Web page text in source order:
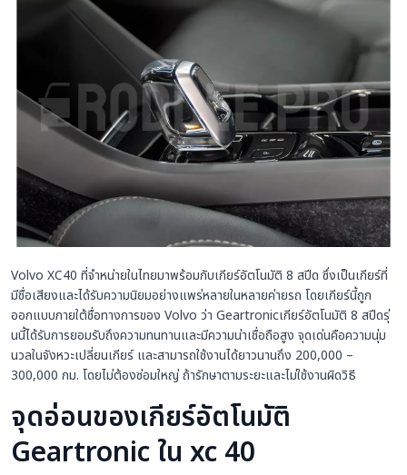
Volvo XC40 ที่จำหน่ายในไทยมาพร้อมกับเกียร์อัตโนมัติ 8 สปีด ซึ่งเป็นเกียร์ที่
มีชื่อเสียงและได้รับความนิยมอย่างแพร่หลายในหลายค่ายรถ โดยเกียร์นี้ถูก
ออกแบบภายใต้ชื่อทางการของ Volvo ว่า Geartronicเกียร์อัตโนมัติ 8 สปีดรุ่
นนี้ได้รับการยอมรับถึงความทนทานและมีความน่าเชื่อถือสูง จุดเด่นคือความนุ่ม
นวลในจังหวะเปลี่ยนเกียร์ และสามารถใช้งานได้ยาวนานถึง 200,000 –
300,000 กม. โดยไม่ต้องซ่อมใหญ่ ถ้ารักษาตามระยะและไม่ใช้งานผิดวิธี
จุดอ่อนของเกียร์อัตโนมัติ
Geartronic ใน xc 40